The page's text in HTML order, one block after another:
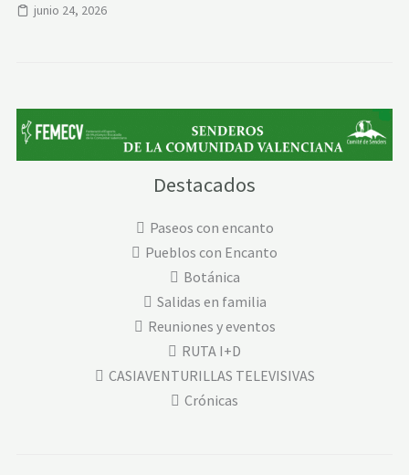
junio 24, 2026
Destacados
Paseos con encanto
Pueblos con Encanto
Botánica
Salidas en familia
Reuniones y eventos
RUTA I+D
CASIAVENTURILLAS TELEVISIVAS
Crónicas